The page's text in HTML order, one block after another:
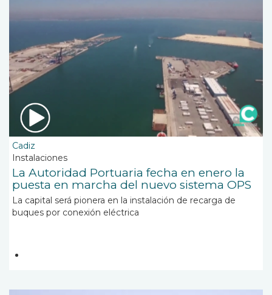
Cadiz
Instalaciones
La Autoridad Portuaria fecha en enero la
puesta en marcha del nuevo sistema OPS
La capital será pionera en la instalación de recarga de
buques por conexión eléctrica